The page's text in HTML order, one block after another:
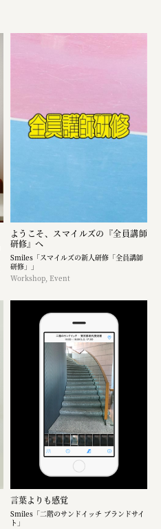
ようこそ、スマイルズの『全員講師
研修』へ
Smiles「スマイルズの新人研修「全員講師
研修」」
Workshop, Event
言葉よりも感覚
Smiles「二階のサンドイッチ ブランドサイ
ト」